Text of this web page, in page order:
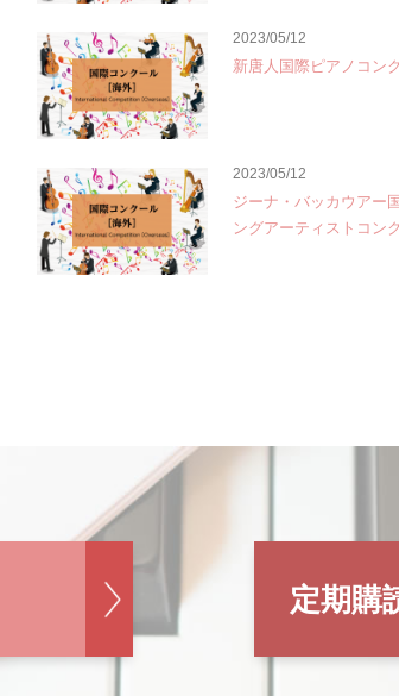
2023/05/12
新唐人国際ピアノコン
2023/05/12
ジーナ・バッカウアー
ングアーティストコン
定期購